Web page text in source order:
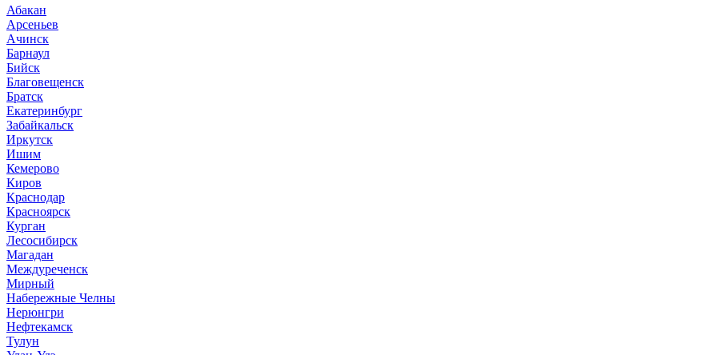
Абакан
Арсеньев
Ачинск
Барнаул
Бийск
Благовещенск
Братск
Екатеринбург
Забайкальск
Иркутск
Ишим
Кемерово
Киров
Краснодар
Красноярск
Курган
Лесосибирск
Магадан
Междуреченск
Мирный
Набережные Челны
Нерюнгри
Нефтекамск
Тулун